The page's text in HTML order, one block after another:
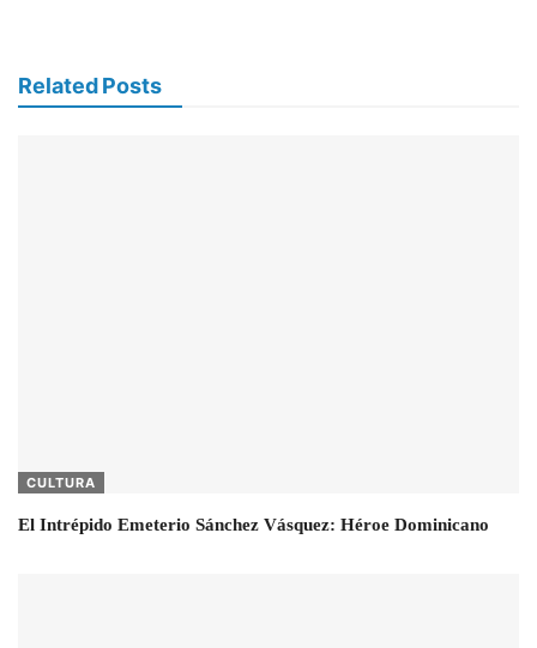
Related Posts
CULTURA
El Intrépido Emeterio Sánchez Vásquez: Héroe Dominicano